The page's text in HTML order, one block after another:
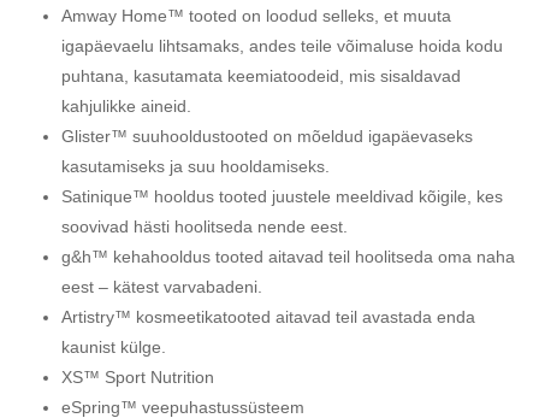
Amway Home™ tooted on loodud selleks, et muuta
igapäevaelu lihtsamaks, andes teile võimaluse hoida kodu
puhtana, kasutamata keemiatoodeid, mis sisaldavad
kahjulikke aineid.
Glister™ suuhooldustooted on mõeldud igapäevaseks
kasutamiseks ja suu hooldamiseks.
Satinique™ hooldus tooted juustele meeldivad kõigile, kes
soovivad hästi hoolitseda nende eest.
g&h™ kehahooldus tooted aitavad teil hoolitseda oma naha
eest – kätest varvabadeni.
Artistry™ kosmeetikatooted aitavad teil avastada enda
kaunist külge.
XS™ Sport Nutrition
eSpring™ veepuhastussüsteem